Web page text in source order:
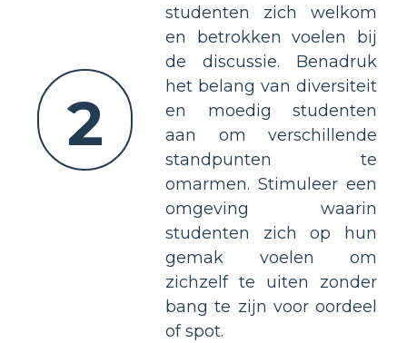
2
studenten zich welkom
en betrokken voelen bij
de discussie. Benadruk
het belang van diversiteit
en moedig studenten
aan om verschillende
standpunten te
omarmen. Stimuleer een
omgeving waarin
studenten zich op hun
gemak voelen om
zichzelf te uiten zonder
bang te zijn voor oordeel
of spot.